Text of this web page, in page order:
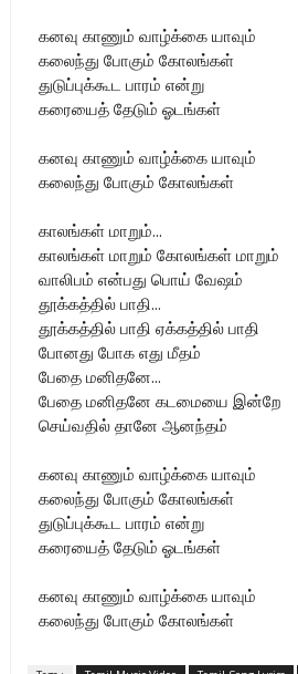
கனவு காணும் வாழ்க்கை யாவும்
கலைந்து போகும் கோலங்கள்
துடுப்புக்கூட பாரம் என்று
கரையைத் தேடும் ஓடங்கள்
கனவு காணும் வாழ்க்கை யாவும்
கலைந்து போகும் கோலங்கள்
காலங்கள் மாறும்...
காலங்கள் மாறும் கோலங்கள் மாறும்
வாலிபம் என்பது பொய் வேஷம்
தூக்கத்தில் பாதி...
தூக்கத்தில் பாதி ஏக்கத்தில் பாதி
போனது போக எது மீதம்
பேதை மனிதனே...
பேதை மனிதனே கடமையை இன்றே
செய்வதில் தானே ஆனந்தம்
கனவு காணும் வாழ்க்கை யாவும்
கலைந்து போகும் கோலங்கள்
துடுப்புக்கூட பாரம் என்று
கரையைத் தேடும் ஓடங்கள்
கனவு காணும் வாழ்க்கை யாவும்
கலைந்து போகும் கோலங்கள்